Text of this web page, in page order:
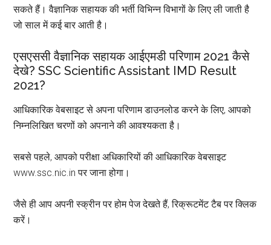
सकते हैं। वैज्ञानिक सहायक की भर्ती विभिन्न विभागों के लिए ली जाती है
जो साल में कई बार आती है।
एसएससी वैज्ञानिक सहायक आईएमडी परिणाम 2021 कैसे
देखे? SSC Scientific Assistant IMD Result
2021?
आधिकारिक वेबसाइट से अपना परिणाम डाउनलोड करने के लिए, आपको
निम्नलिखित चरणों को अपनाने की आवश्यकता है।
सबसे पहले, आपको परीक्षा अधिकारियों की आधिकारिक वेबसाइट
www.ssc.nic.in पर जाना होगा।
जैसे ही आप अपनी स्क्रीन पर होम पेज देखते हैं, रिक्रूटमेंट टैब पर क्लिक
करें।